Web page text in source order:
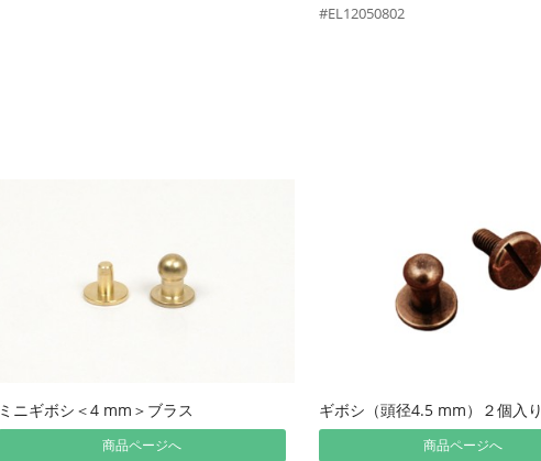
#EL12050802
ミニギボシ＜4 mm＞ブラス
商品ページへ
ギボシ（頭径4.5 mm）２個入り
商品ページへ